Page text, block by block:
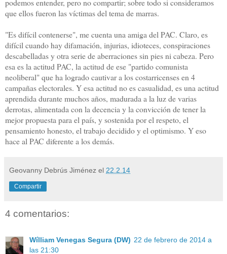
podemos entender, pero no compartir; sobre todo si consideramos
que ellos fueron las víctimas del tema de marras.
"Es difícil contenerse", me cuenta una amiga del PAC. Claro, es
difícil cuando hay difamación, injurias, idioteces, conspiraciones
descabelladas y otra serie de aberraciones sin pies ni cabeza. Pero
esa es la actitud PAC, la actitud de ese "partido comunista
neoliberal" que ha logrado cautivar a los costarricenses en 4
campañas electorales. Y esa actitud no es casualidad, es una actitud
aprendida durante muchos años, madurada a la luz de varias
derrotas, alimentada con la decencia y la convicción de tener la
mejor propuesta para el país, y sostenida por el respeto, el
pensamiento honesto, el trabajo decidido y el optimismo. Y eso
hace al PAC diferente a los demás.
Geovanny Debrús Jiménez el 22.2.14
Compartir
4 comentarios:
Wílliam Venegas Segura (DW) 22 de febrero de 2014 a
las 21:30